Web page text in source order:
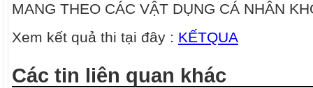
MANG THEO CÁC VẬT DỤNG CÁ NHÂN
Xem kết quả thi tại đây : KẾTQUA
Các tin liên quan khác